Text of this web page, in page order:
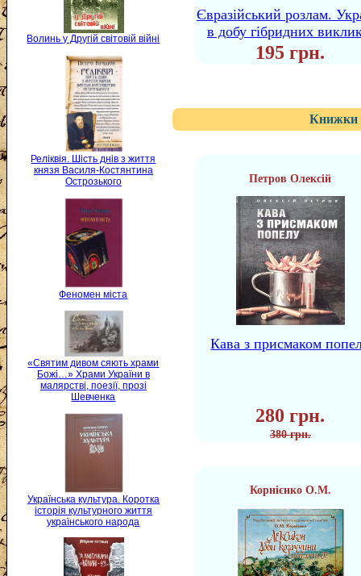
Волинь у Другій світовій війні
Реліквія. Шість днів з життя
князя Василя-Костянтина
Острозького
Феномен міста
«Святим дивом сяють храми
Божі…» Храми України в
малярстві, поезії, прозі
Шевченка
Українська культура. Коротка
історія культурного життя
українського народа
Євразійський розлам.
в добу гібридних
195 грн.
Книжки
Петров Олексій
Кава з присмаком
280 грн.
380 грн.
Корнієнко О.М.